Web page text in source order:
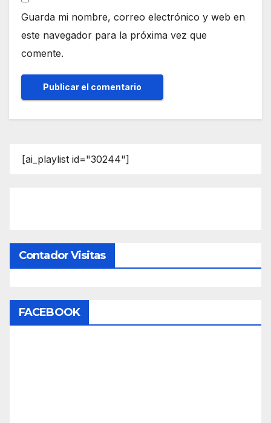
Guarda mi nombre, correo electrónico y web en
este navegador para la próxima vez que
comente.
[ai_playlist id="30244"]
Contador Visitas
FACEBOOK